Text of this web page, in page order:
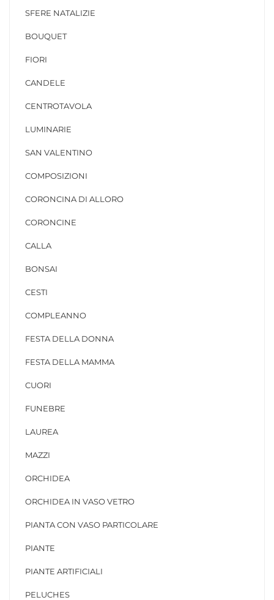
SFERE NATALIZIE
BOUQUET
FIORI
CANDELE
CENTROTAVOLA
LUMINARIE
SAN VALENTINO
COMPOSIZIONI
CORONCINA DI ALLORO
CORONCINE
CALLA
BONSAI
CESTI
COMPLEANNO
FESTA DELLA DONNA
FESTA DELLA MAMMA
CUORI
FUNEBRE
LAUREA
MAZZI
ORCHIDEA
ORCHIDEA IN VASO VETRO
PIANTA CON VASO PARTICOLARE
PIANTE
PIANTE ARTIFICIALI
PELUCHES